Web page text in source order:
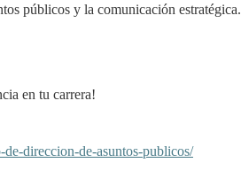
públicos y la comunicación estratégica.
en tu carrera!
direccion-de-asuntos-publicos/